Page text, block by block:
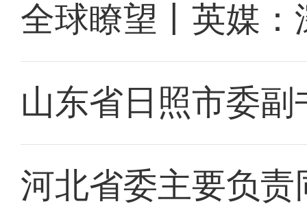
全球瞭望丨英媒
山东省日照市委
河北省委主要负